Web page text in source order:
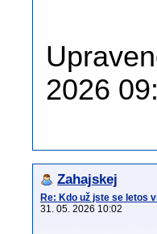
2026
Zahajskej
Re: Kdo už jste se letos
31. 05. 2026 10:02